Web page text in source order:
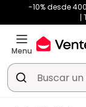
-10% desde
Menu